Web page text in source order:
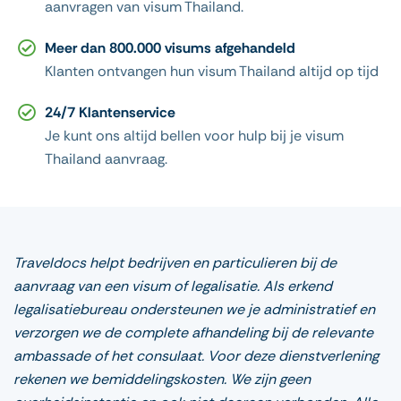
investeringen of andere zakelijke doeleinden.
Welk visum Thailand heeft u nodig?
Welk visum voor Thailand het beste bij u past,
adviseren u graag over de juiste keuze en
begeleiden u bij de visumaanvraag.
Let op: visumregels voor Thailand kunnen
aanvragen van visum Thailand.
Meer dan 800.000 visums afgehandeld
Klanten ontvangen hun visum Thailand altijd op tijd
24/7 Klantenservice
Je kunt ons altijd bellen voor hulp bij je visum
Thailand aanvraag.
Traveldocs helpt bedrijven en particulieren bij de
aanvraag van een visum of legalisatie. Als erkend
legalisatiebureau ondersteunen we je administratief en
verzorgen we de complete afhandeling bij de relevante
ambassade of het consulaat. Voor deze dienstverlening
rekenen we bemiddelingskosten. We zijn geen